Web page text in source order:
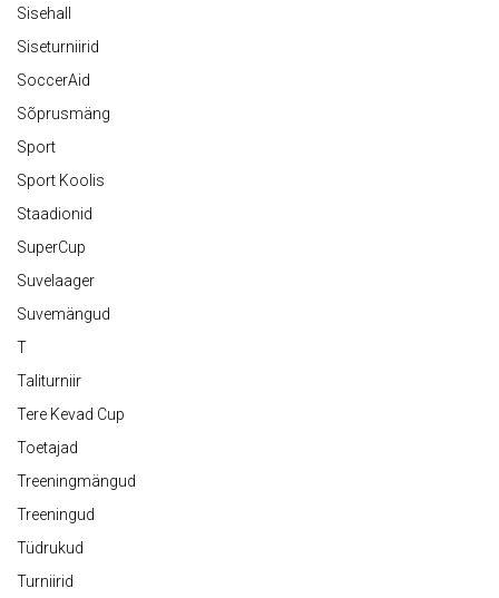
Sisehall
Siseturniirid
SoccerAid
Sõprusmäng
Sport
Sport Koolis
Staadionid
SuperCup
Suvelaager
Suvemängud
T
Taliturniir
Tere Kevad Cup
Toetajad
Treeningmängud
Treeningud
Tüdrukud
Turniirid